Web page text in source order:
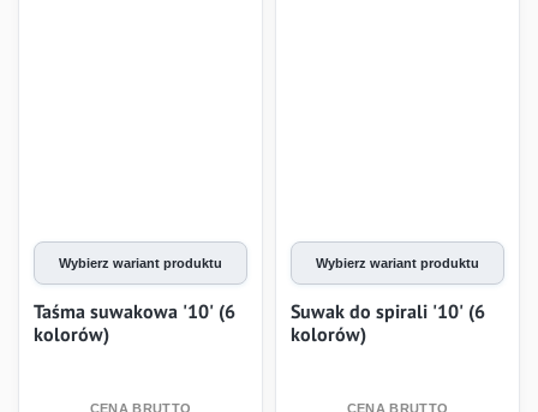
Wybierz wariant produktu
Taśma suwakowa '10' (6
kolorów)
Wybierz wariant produktu
Suwak do spirali '10' (6
kolorów)